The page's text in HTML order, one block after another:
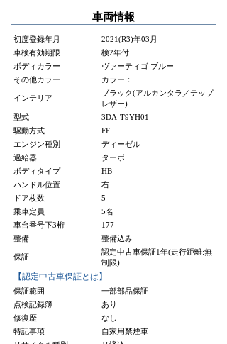
車両情報
初度登録年月
2021(R3)年03月
車検有効期限
検2年付
ボディカラー
ヴァーティゴ ブルー
その他カラー
カラー：
インテリア
ブラック(アルカンタラ／テップ
レザー)
型式
3DA-T9YH01
駆動方式
FF
エンジン種別
ディーゼル
過給器
ターボ
ボディタイプ
HB
ハンドル位置
右
ドア枚数
5
乗車定員
5名
車台番号下3桁
177
整備
整備込み
保証
認定中古車保証1年(走行距離:無
制限)
【認定中古車保証とは】
保証範囲
一部部品保証
点検記録簿
あり
修復歴
なし
特記事項
自家用禁煙車